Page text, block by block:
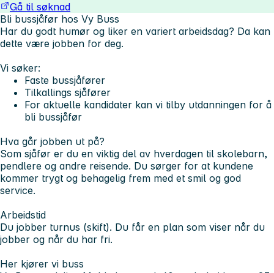
Gå til søknad
Bli bussjåfør hos Vy Buss
Har du godt humør og liker en variert arbeidsdag? Da kan
dette være jobben for deg.
Vi søker:
Faste bussjåfører
Tilkallings sjåfører
For aktuelle kandidater kan vi tilby utdanningen for å
bli bussjåfør
Hva går jobben ut på?
Som sjåfør er du en viktig del av hverdagen til skolebarn,
pendlere og andre reisende. Du sørger for at kundene
kommer trygt og behagelig frem med et smil og god
service.
Arbeidstid
Du jobber turnus (skift). Du får en plan som viser når du
jobber og når du har fri.
Her kjører vi buss​